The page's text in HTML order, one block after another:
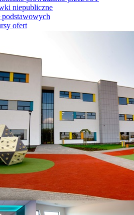
niepubliczne
podstawowych
ofert